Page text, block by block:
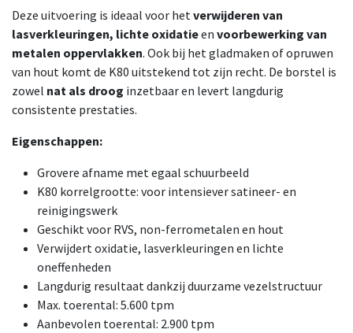
Deze uitvoering is ideaal voor hetverwijderen van
lasverkleuringen, lichte oxidatieen voorbewerking van
metalen oppervlakken. Ook bij het gladmaken of opruwen
van hout komt de K80 uitstekend tot zijn recht. De borstel is
zowel nat als droog inzetbaar en levert langdurig
consistente prestaties.
Eigenschappen:
Grovere afname met egaal schuurbeeld
K80 korrelgrootte: voor intensiever satineer- en
reinigingswerk
Geschikt voor RVS, non-ferrometalen en hout
Verwijdert oxidatie, lasverkleuringen en lichte
oneffenheden
Langdurig resultaat dankzij duurzame vezelstructuur
Max. toerental: 5.600 tpm
Aanbevolen toerental: 2.900 tpm